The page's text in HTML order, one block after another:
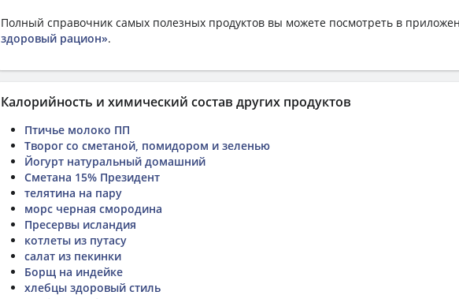
Полный справочник самых полезных продуктов вы можете посмотреть в
здоровый рацион».
Калорийность и химический состав других продуктов
Птичье молоко ПП
Творог со сметаной, помидором и зеленью
Йогурт натуральный домашний
Сметана 15% Президент
телятина на пару
морс черная смородина
Пресервы исландия
котлеты из путасу
салат из пекинки
Борщ на индейке
хлебцы здоровый стиль